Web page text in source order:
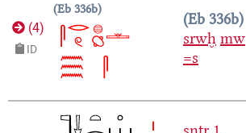
(4)
ID
Eb 336b
Eb 336b
srwḫ mw
=s